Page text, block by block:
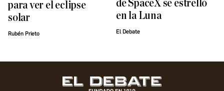
para ver el eclipse
solar
Rubén Prieto
de SpaceX se estrelló
en la Luna
El Debate